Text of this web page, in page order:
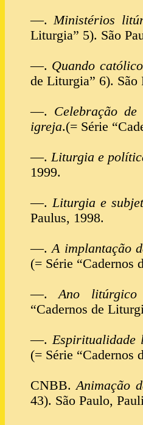
—.Ministérios
Liturgia” 5). São
—. Quando
de Liturgia” 6). São
—. Celebração
igreja.(= Série
—.Liturgia e
1999.
—.Liturgia e
Paulus, 1998.
—.A implantação
(= Série “Cadernos
—.Ano litúrgico
“Cadernos de
—.Espiritualidade
(= Série “Cadernos
CNBB.Animação
43). São Paulo,